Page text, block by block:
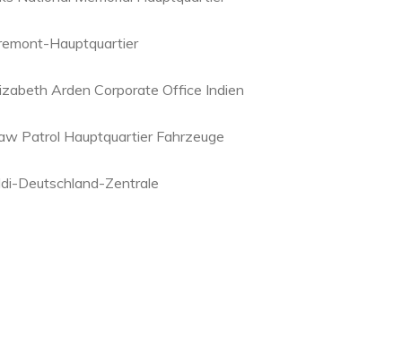
Hauptquartier
Arden Corporate Office Indien
Patrol Hauptquartier Fahrzeuge
Deutschland-Zentrale